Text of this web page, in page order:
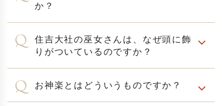
か？
住吉大社の巫女さんは、なぜ頭に飾
りがついているのですか？
お神楽とはどういうものですか？